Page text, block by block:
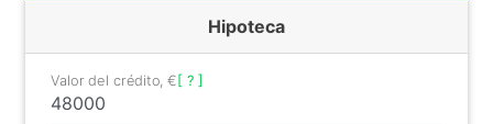
Hipoteca
Valor del crédito, €[ ? ]